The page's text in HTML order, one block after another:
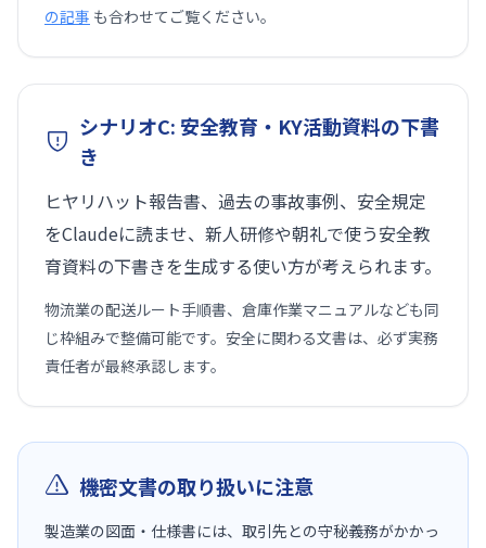
の記事 も合わせてご覧ください。
シナリオC: 安全教育・KY活動資料の下書
き
ヒヤリハット報告書、過去の事故事例、安全規定
をClaudeに読ませ、新人研修や朝礼で使う安全教
育資料の下書きを生成する使い方が考えられます。
物流業の配送ルート手順書、倉庫作業マニュアルなども同
じ枠組みで整備可能です。安全に関わる文書は、必ず実務
責任者が最終承認します。
機密文書の取り扱いに注意
製造業の図面・仕様書には、取引先との守秘義務がかかっ